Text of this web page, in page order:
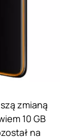
zmianą
10 GB
na